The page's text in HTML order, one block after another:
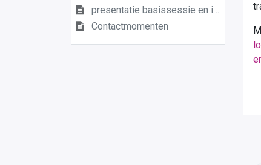
presentatie basissessie en individueel opleidingsplan
Contactmomenten